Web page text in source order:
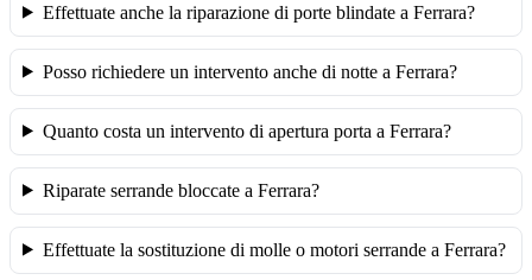
Effettuate anche la riparazione di porte blindate a Ferrara?
Posso richiedere un intervento anche di notte a Ferrara?
Quanto costa un intervento di apertura porta a Ferrara?
Riparate serrande bloccate a Ferrara?
Effettuate la sostituzione di molle o motori serrande a Ferrara?